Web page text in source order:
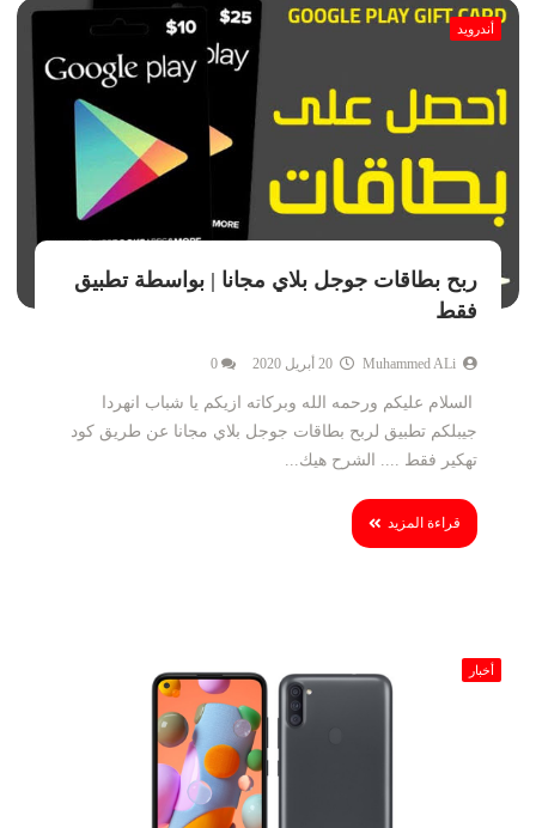
أندرويد
ربح بطاقات جوجل بلاي مجانا | بواسطة تطبيق
فقط
Muhammed ALi
0
السلام عليكم ورحمه الله وبركاته ازيكم يا شباب انهردا
جيبلكم تطبيق لربح بطاقات جوجل بلاي مجانا عن طريق كود
تهكير فقط .... الشرح هيك...
قراءة المزيد
أخبار